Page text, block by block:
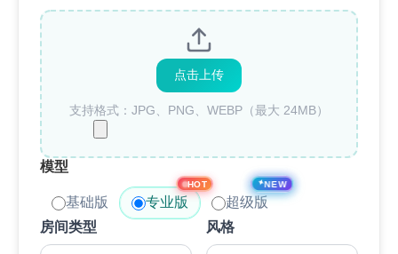
点击上传
支持格式：JPG、PNG、WEBP（最大 24MB）
模型
基础版 专业版
HOT
超级版
✦NEW
房间类型 风格